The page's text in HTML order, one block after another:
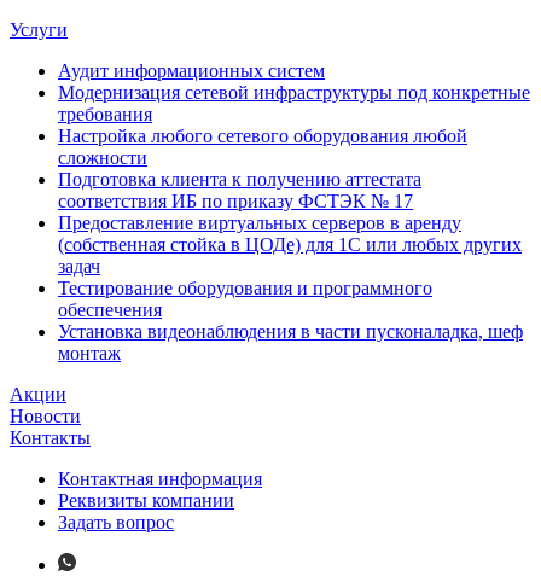
Услуги
Аудит информационных систем
Модернизация сетевой инфраструктуры под конкретные
требования
Настройка любого сетевого оборудования любой
сложности
Подготовка клиента к получению аттестата
соответствия ИБ по приказу ФСТЭК № 17
Предоставление виртуальных серверов в аренду
(собственная стойка в ЦОДе) для 1С или любых других
задач
Тестирование оборудования и программного
обеспечения
Установка видеонаблюдения в части пусконаладка, шеф
монтаж
Акции
Новости
Контакты
Контактная информация
Реквизиты компании
Задать вопрос